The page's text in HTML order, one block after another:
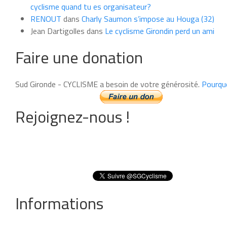
cyclisme quand tu es organisateur?
RENOUT dans Charly Saumon s’impose au Houga (32)
Jean Dartigolles dans Le cyclisme Girondin perd un ami
Faire une donation
Sud Gironde - CYCLISME a besoin de votre générosité.
Rejoignez-nous !
Informations